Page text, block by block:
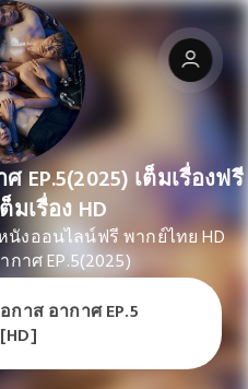
EP.5(2025) เต็มเรื่องฟรี
มเรื่อง HD
นังออนไลน์ฟรี พากย์ไทย HD
กาศ EP.5(2025)
าส อากาศ EP.5
ากาศ EP.5 full [HD]
save time so you can focus on
value to your audience.